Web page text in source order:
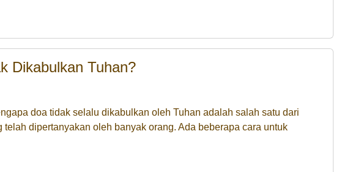
Dikabulkan Tuhan?
doa tidak selalu dikabulkan oleh Tuhan adalah salah satu dari
telah dipertanyakan oleh banyak orang. Ada beberapa cara untuk